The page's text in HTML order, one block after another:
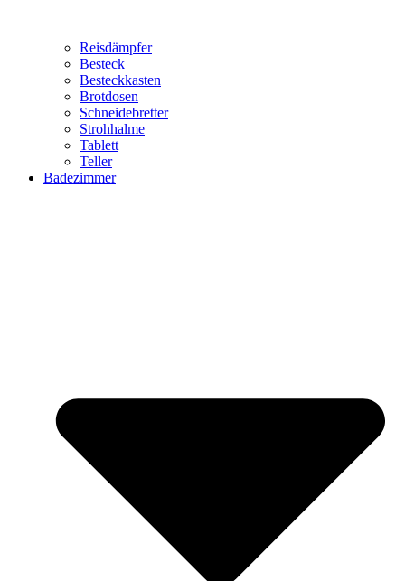
Reisdämpfer
Besteck
Besteckkasten
Brotdosen
Schneidebretter
Strohhalme
Tablett
Teller
Badezimmer